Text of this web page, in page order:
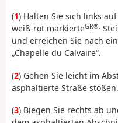
(1) Halten Sie sich links
weiß-rot markierteGR®.
und erreichen Sie nach
„Chapelle du Calvaire“.
(2) Gehen Sie leicht im
asphaltierte Straße stoßen.
(3) Biegen Sie rechts ab